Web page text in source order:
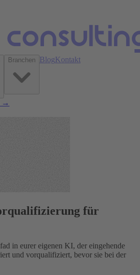
Branchen BlogKontakt
→
für
in eurer eigenen KI, der eingehende
und vorqualifiziert, bevor sie bei der